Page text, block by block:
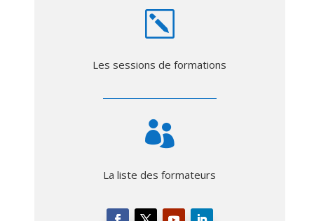
k
Les sessions de formations

La liste des formateurs